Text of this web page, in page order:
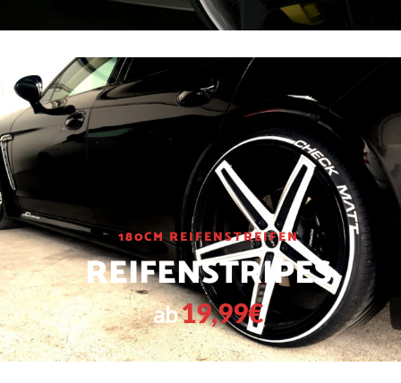
180CM REIFENSTREIFEN
REIFENSTRIPES
ab19,99€